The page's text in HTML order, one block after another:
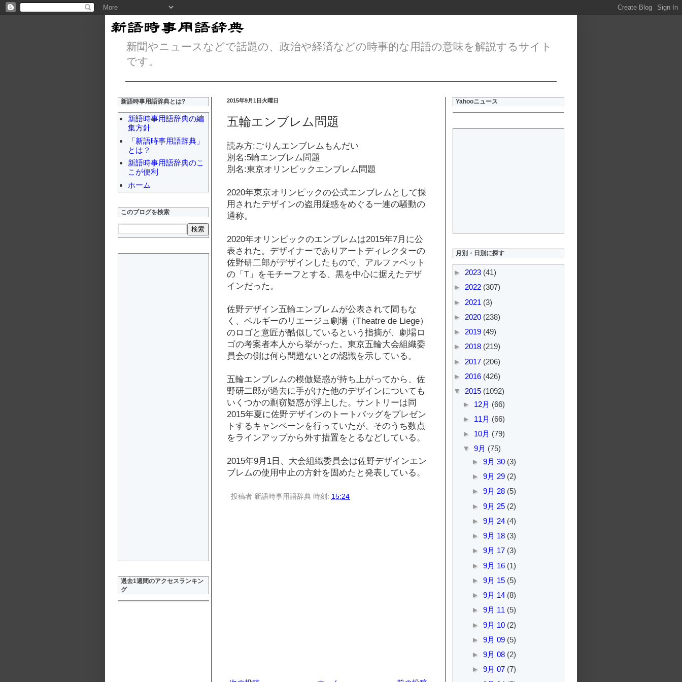
新聞やニュースなどで話題の、政治や経済などの時事的な用語の意味を解説するサイト
です。
2015年9月1日火曜日
五輪エンブレム問題
読み方:ごりんエンブレムもんだい
別名:5輪エンブレム問題
別名:東京オリンピックエンブレム問題
2020年東京オリンピックの公式エンブレムとして採
用されたデザインの盗用疑惑をめぐる一連の騒動の
通称。
2020年オリンピックのエンブレムは2015年7月に公
表された。デザイナーでありアートディレクターの
佐野研二郎がデザインしたもので、アルファベット
の「T」をモチーフとする、黒を中心に据えたデザ
インだった。
佐野デザイン五輪エンブレムが公表されて間もな
く、ベルギーのリエージュ劇場（Theatre de Liege）
のロゴと意匠が酷似しているという指摘が、劇場ロ
ゴの考案者本人から挙がった。東京五輪大会組織委
員会の側は何ら問題ないとの認識を示している。
五輪エンブレムの模倣疑惑が持ち上がってから、佐
野研二郎が過去に手がけた他のデザインについても
いくつかの剽窃疑惑が浮上した。サントリーは同
2015年夏に佐野デザインのトートバッグをプレゼン
トするキャンペーンを行っていたが、そのうち数点
をラインアップから外す措置をとるなどしている。
2015年9月1日、大会組織委員会は佐野デザインエン
ブレムの使用中止の方針を固めたと発表している。
投稿者 新語時事用語辞典 時刻: 15:24
新語時事用語辞典とは?
新語時事用語辞典の編
集方針
「新語時事用語辞典」
とは？
新語時事用語辞典のこ
こが便利
ホーム
このブログを検索
過去1週間のアクセスランキン
グ
Yahooニュース
月別・日別に探す
► 2023 (41)
► 2022 (307)
► 2021 (3)
► 2020 (238)
► 2019 (49)
► 2018 (219)
► 2017 (206)
► 2016 (426)
▼ 2015 (1092)
► 12月 (66)
► 11月 (66)
► 10月 (79)
▼ 9月 (75)
► 9月 30 (3)
► 9月 29 (2)
► 9月 28 (5)
► 9月 25 (2)
► 9月 24 (4)
► 9月 18 (3)
► 9月 17 (3)
► 9月 16 (1)
► 9月 15 (5)
► 9月 14 (8)
► 9月 11 (5)
► 9月 10 (2)
► 9月 09 (5)
► 9月 08 (2)
► 9月 07 (7)